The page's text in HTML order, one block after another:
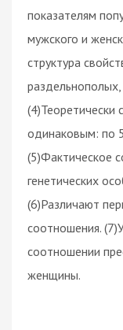
показателям
мужского и
структура
одинаковым: по
(5)Фактическое
генетических
(6)Различают
соотношения.
соотношении
женщины.